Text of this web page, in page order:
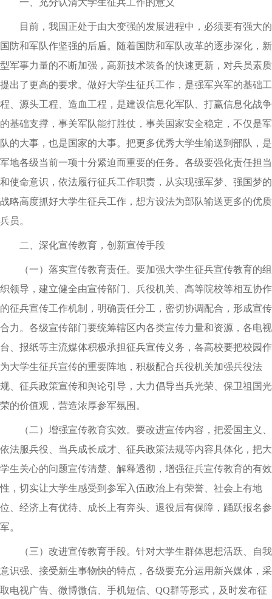
一、充分认清大学生征兵工作的意义
目前，我国正处于由大变强的发展进程中，必须要有强大的
国防和军队作坚强的后盾。随着国防和军队改革的逐步深化，新
型军事力量的不断加强，高新技术装备的快速更新，对兵员素质
提出了更高的要求。做好大学生征兵工作，是强军兴军的基础工
程、源头工程、造血工程，是建设信息化军队、打赢信息化战争
的基础支撑，事关军队能打胜仗，事关国家安全稳定，不仅是军
队的大事，也是国家的大事。把更多优秀大学生输送到部队，是
军地各级当前一项十分紧迫而重要的任务。各级要强化责任担当
和使命意识，依法履行征兵工作职责，从实现强军梦、强国梦的
战略高度抓好大学生征兵工作，想方设法为部队输送更多的优质
兵员。
二、深化宣传教育，创新宣传手段
（一）落实宣传教育责任。要加强大学生征兵宣传教育的组
织领导，建立健全由宣传部门、兵役机关、高等院校等相互协作
的征兵宣传工作机制，明确责任分工，密切协调配合，形成宣传
合力。各级宣传部门要统筹辖区内各类宣传力量和资源，各电视
台、报纸等主流媒体积极承担征兵宣传义务，各高校要把校园作
为大学生征兵宣传的重要阵地，积极配合兵役机关加强兵役法
规、征兵政策宣传和舆论引导，大力倡导当兵光荣、保卫祖国光
荣的价值观，营造浓厚参军氛围。
（二）增强宣传教育实效。要改进宣传内容，把爱国主义、
依法服兵役、当兵成长成才、征兵政策法规等内容具体化，把大
学生关心的问题宣传清楚、解释透彻，增强征兵宣传教育的有效
性，切实让大学生感受到参军入伍政治上有荣誉、社会上有地
位、经济上有优待、成长上有奔头、退役后有保障，踊跃报名参
军。
（三）改进宣传教育手段。针对大学生群体思想活跃、自我
意识强、接受新生事物快的特点，各级要充分运用新兴媒体，采
取电视广告、微博微信、手机短信、QQ群等形式，及时发布征